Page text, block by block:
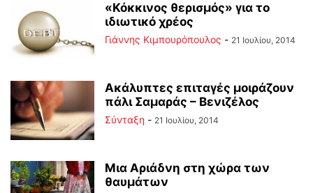
«Κόκκινος θερισμός» για το
ιδιωτικό χρέος
Γιάννης Κιμπουρόπουλος - 21 Ιουλίου, 2014
Ακάλυπτες επιταγές μοιράζουν
πάλι Σαμαράς – Βενιζέλος
Σύνταξη - 21 Ιουλίου, 2014
Μια Αριάδνη στη χώρα των
θαυμάτων